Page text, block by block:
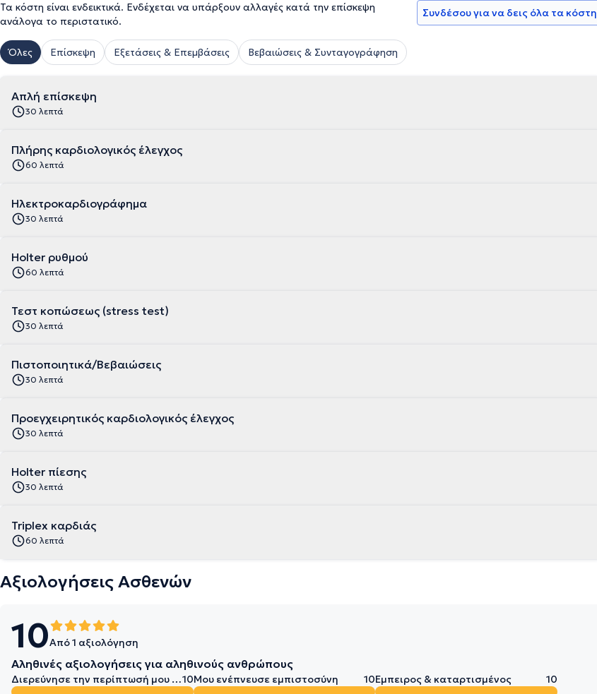
Τα κόστη είναι ενδεικτικά. Ενδέχεται να υπάρξουν αλλαγές κατά την επίσκεψη
ανάλογα το περιστατικό.
Συνδέσου για να δεις όλα τα κόστη
Όλες Επίσκεψη Εξετάσεις & Επεμβάσεις Βεβαιώσεις & Συνταγογράφηση
Απλή επίσκεψη
30 λεπτά
Πλήρης καρδιολογικός έλεγχος
60 λεπτά
Ηλεκτροκαρδιογράφημα
30 λεπτά
Holter ρυθμού
60 λεπτά
Τεστ κοπώσεως (stress test)
30 λεπτά
Πιστοποιητικά/Βεβαιώσεις
30 λεπτά
Προεγχειρητικός καρδιολογικός έλεγχος
30 λεπτά
Holter πίεσης
30 λεπτά
Triplex καρδιάς
60 λεπτά
Αξιολογήσεις Ασθενών
10Από 1 αξιολόγηση
Αληθινές αξιολογήσεις για αληθινούς ανθρώπους
Διερεύνησε την περίπτωσή μου σε βάθος10Μου ενέπνευσε εμπιστοσύνη 10Έμπειρος & καταρτισμένος
10